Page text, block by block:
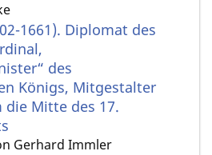
1661). Diplomat des
des
Königs, Mitgestalter
die Mitte des 17.
Gerhard Immler